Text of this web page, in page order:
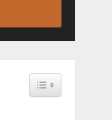
TOGGLE TABLE